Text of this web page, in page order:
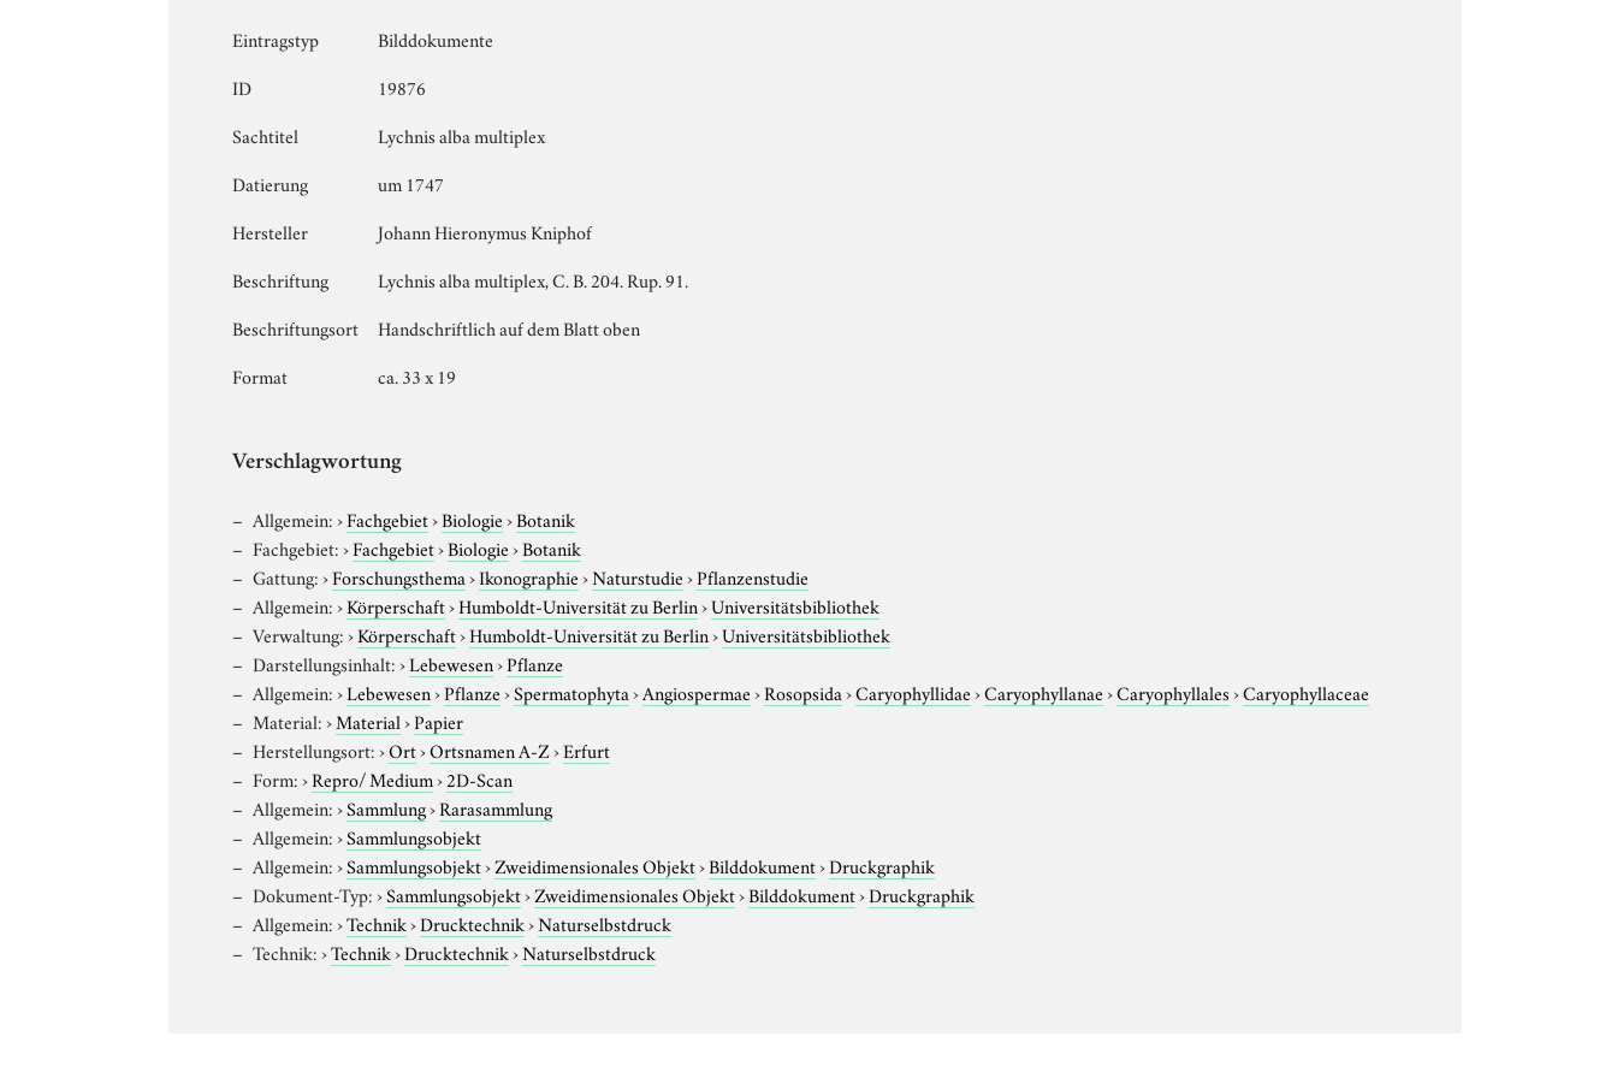
Eintragstyp
Bilddokumente
ID
19876
Sachtitel
Lychnis alba multiplex
Datierung
um 1747
Hersteller
Johann Hieronymus Kniphof
Beschriftung
Lychnis alba multiplex, C. B. 204. Rup. 91.
Beschriftungsort
Handschriftlich auf dem Blatt oben
Format
ca. 33 x 19
Verschlagwortung
Allgemein:›Fachgebiet›Biologie›Botanik
Fachgebiet:›Fachgebiet›Biologie›Botanik
Gattung:›Forschungsthema›Ikonographie›Naturstudie›Pflanzenstudie
Allgemein:›Körperschaft›Humboldt-Universität zu Berlin›Universitätsbibliothek
Verwaltung:›Körperschaft›Humboldt-Universität zu Berlin›Universitätsbibliothek
Darstellungsinhalt:›Lebewesen›Pflanze
Allgemein:›Lebewesen›Pflanze›Spermatophyta›Angiospermae›Rosopsida›Caryophyllidae›Caryophyllanae›Caryophyllales›Caryophyllaceae
Material:›Material›Papier
Herstellungsort:›Ort›Ortsnamen A-Z›Erfurt
Form:›Repro/ Medium›2D-Scan
Allgemein:›Sammlung›Rarasammlung
Allgemein:›Sammlungsobjekt
Allgemein:›Sammlungsobjekt›Zweidimensionales Objekt›Bilddokument›Druckgraphik
Dokument-Typ:›Sammlungsobjekt›Zweidimensionales Objekt›Bilddokument›Druckgraphik
Allgemein:›Technik›Drucktechnik›Naturselbstdruck
Technik:›Technik›Drucktechnik›Naturselbstdruck